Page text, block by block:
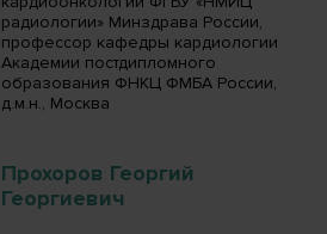
радиологии» Минздрава России,
профессор кафедры кардиологии
Академии постдипломного
образования ФНКЦ ФМБА России,
д.м.н., Москва
Прохоров Георгий
Георгиевич